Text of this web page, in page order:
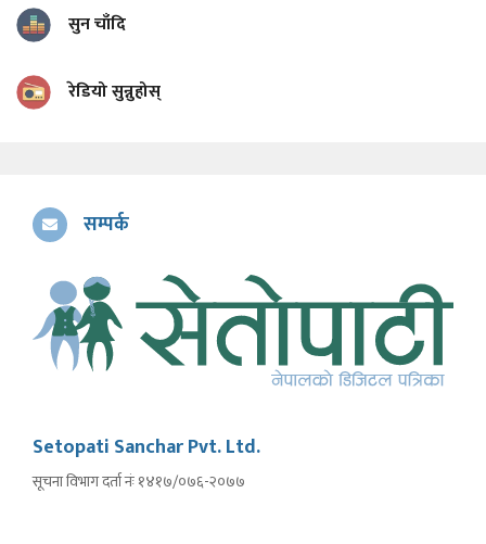
सुन चाँदि
रेडियो सुन्नुहोस्
सम्पर्क
Setopati Sanchar Pvt. Ltd.
सूचना विभाग दर्ता नंः १४१७/०७६-२०७७